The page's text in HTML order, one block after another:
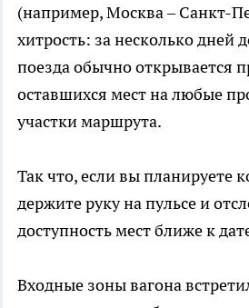
(например, Москва – Санкт-
хитрость: за несколько дней
поезда обычно открывается
оставшихся мест на любые
участки маршрута.
Так что, если вы планируете
держите руку на пульсе и
доступность мест ближе к
Входные зоны вагона